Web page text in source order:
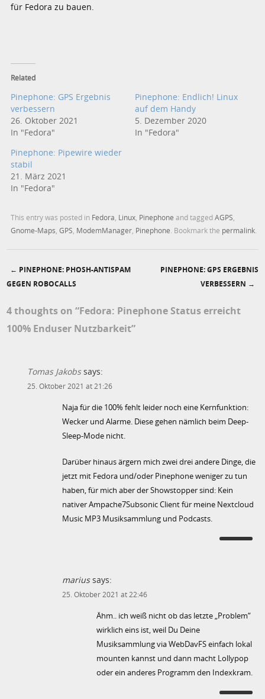
für Fedora zu bauen.
Related
Pinephone: GPS Ergebnis
verbessern
26. Oktober 2021
In "Fedora"
Pinephone: Endlich! Linux
auf dem Handy
5. Dezember 2020
In "Fedora"
Pinephone: Pipewire wieder
stabil
21. März 2021
In "Fedora"
This entry was posted in Fedora Linux Pinephone and taggedAGPS
Gnome-Maps ,GPS ModemManager Pinephone . Bookmark the permalink
Post navigation
← PINEPHONE: PHOSH-ANTISPAM
GEGEN ROBOCALLS
PINEPHONE: GPS ERGEBNIS
VERBESSERN →
4 thoughts on “Fedora: Pinephone Status erreicht
100% Enduser Nutzbarkeit”
Tomas Jakobs says:
25. Oktober 2021 at 21:26
Naja für die 100% fehlt leider noch eine Kernfunktion:
Wecker und Alarme. Diese gehen nämlich beim Deep-
Sleep-Mode nicht.
Darüber hinaus ärgern mich zwei drei andere Dinge, die
jetzt mit Fedora und/oder Pinephone weniger zu tun
haben, für mich aber der Showstopper sind: Kein
nativer Ampache7Subsonic Client für meine Nextcloud
Music MP3 Musiksammlung und Podcasts.
marius says:
25. Oktober 2021 at 22:46
Ähm.. ich weiß nicht ob das letzte „Problem“
wirklich eins ist, weil Du Deine
Musiksammlung via WebDavFS einfach lokal
mounten kannst und dann macht Lollypop
oder ein anderes Programm den Indexkram.